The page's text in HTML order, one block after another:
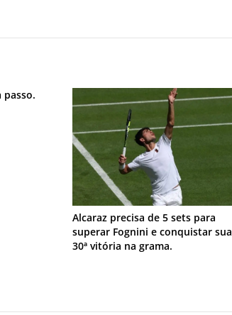
passo.
Alcaraz precisa de 5 sets para
superar Fognini e conquistar sua
30ª vitória na grama.